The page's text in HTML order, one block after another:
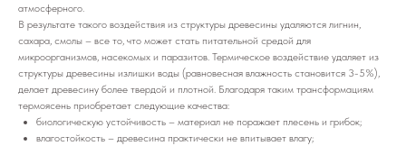
атмосферного.
В результате такого воздействия из структуры древесины удаляются лигнин,
сахара, смолы – все то, что может стать питательной средой для
микроорганизмов, насекомых и паразитов. Термическое воздействие удаляет из
структуры древесины излишки воды (равновесная влажность становится 3-5%),
делает древесину более твердой и плотной. Благодаря таким трансформациям
термоясень приобретает следующие качества:
биологическую устойчивость – материал не поражает плесень и грибок;
влагостойкость – древесина практически не впитывает влагу;